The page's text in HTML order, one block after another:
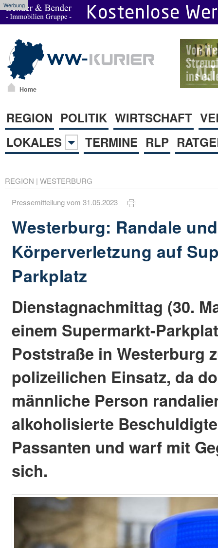
Werbung
Home
REGION POLITIK WIRTSCHAFT
LOKALES
TERMINE RLP
REGION | WESTERBURG
Pressemitteilung vom 31.05.2023
Westerburg: Randale und
Körperverletzung auf
Parkplatz
Dienstagnachmittag (30.
einem Supermarkt-
Poststraße in Westerburg
polizeilichen Einsatz, da
männliche Person
alkoholisierte
Passanten und warf mit
sich.